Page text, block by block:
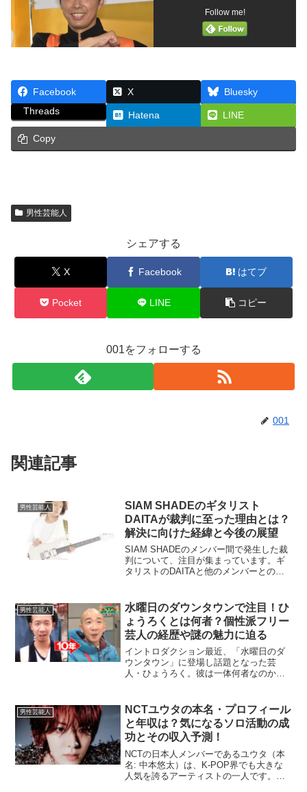
Follow me!
Facebook X
Bluesky
Threads
Hatena LINE
Copy
男性芸能人
シェアする
X Facebook はてブ
Pocket LINE コピー
001をフォローする
001
関連記事
男性芸能人
SIAM SHADEのギタリスト
DAITAが裁判に至った理由とは？
解決に向けた経緯と今後の展望
SIAM SHADEのメンバー間で発生した裁
判について、注目が集まっています。ギ
タリストのDAITAと他のメンバーとの間
について詳しく解説し、今後の活動の展
望についても...
男性芸能人
水曜日のダウンタウンで注目！ひ
ょうろくとは何者？個性派フリー
芸人の経歴や謎の魅力に迫る
イントロダクション最近、「水曜日のダ
ウンタウン」に登場し話題となった芸
人・ひょうろく。彼は一体何者なのか、
風、さらには意外なエピソードまで徹底
解説します。彼のユニークなキ...
男性芸能人
NCTユウタの本名・プロフィール
と年収は？気になるソロ活動の成
功とその収入予測！
NCTの日本人メンバーであるユウタ（本
名: 中本悠太）は、K-POP界でも大きな
人気を誇るアーティストの一人です。彼